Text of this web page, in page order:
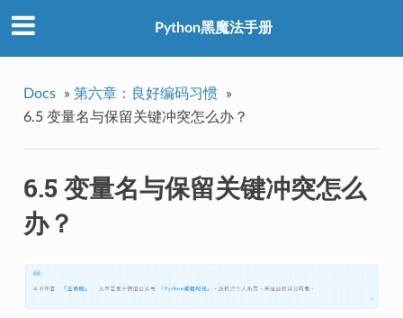
Python黑魔法手册
Docs » 第六章：良好编码习惯
»
6.5 变量名与保留关键冲突怎么办？
6.5 变量名与保留关键冲突怎么
办？